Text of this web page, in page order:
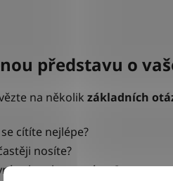
představu o
na několik základních
cítíte nejlépe?
nosíte?
nebo elegantní typ?